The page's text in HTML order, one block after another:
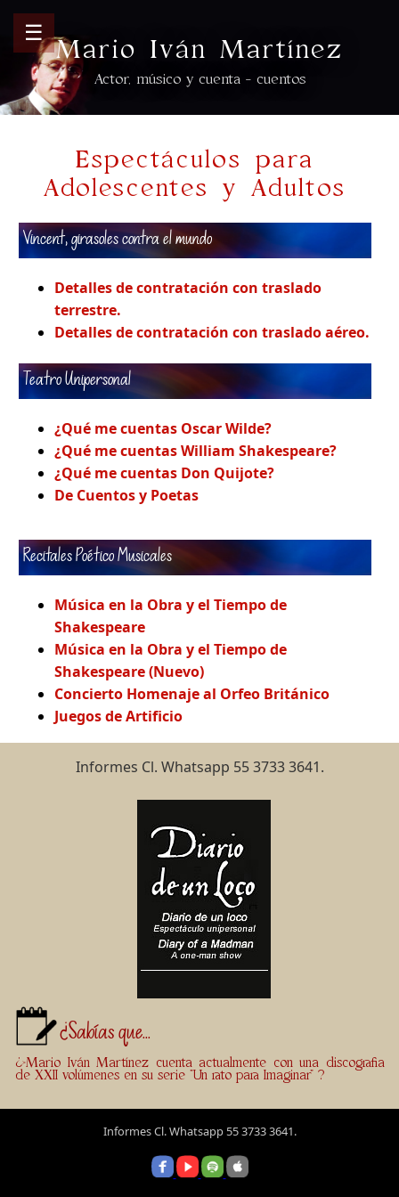
Mario Iván Martínez
Actor, músico y cuenta - cuentos
☰
Espectáculos para
Adolescentes y Adultos
Vincent, girasoles contra el mundo
Detalles de contratación con traslado
terrestre.
Detalles de contratación con traslado aéreo.
Teatro Unipersonal
¿Qué me cuentas Oscar Wilde?
¿Qué me cuentas William Shakespeare?
¿Qué me cuentas Don Quijote?
De Cuentos y Poetas
Recitales Poético Musicales
Música en la Obra y el Tiempo de
Shakespeare
Música en la Obra y el Tiempo de
Shakespeare (Nuevo)
Concierto Homenaje al Orfeo Británico
Juegos de Artificio
Informes Cl. Whatsapp 55 3733 3641.
¿Sabías que...
¿>Mario Iván Martínez cuenta actualmente con una discografia
de XXII volúmenes en su serie "Un rato para Imaginar" ?
Informes Cl. Whatsapp 55 3733 3641.